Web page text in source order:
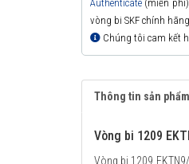
Authenticate (miễn
vòng bi SKF chính
Chúng tôi cam kết
Thông tin sản phẩm
Vòng bi 1209
Vòng bi 1209